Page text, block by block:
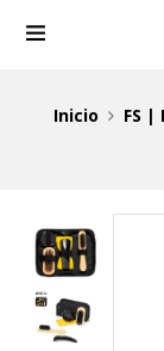
Inicio FS |